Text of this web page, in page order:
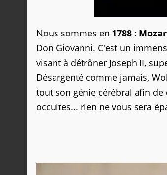
Nous sommes en 1788 :
Don Giovanni. C'est un
visant à détrôner Joseph II,
Désargenté comme jamais,
tout son génie cérébral afin de
occultes... rien ne vous sera